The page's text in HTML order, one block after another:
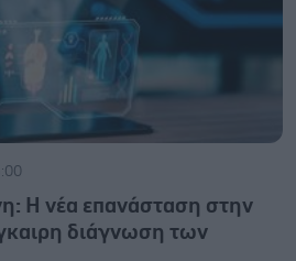
Η νέα επανάσταση στην
διάγνωση των